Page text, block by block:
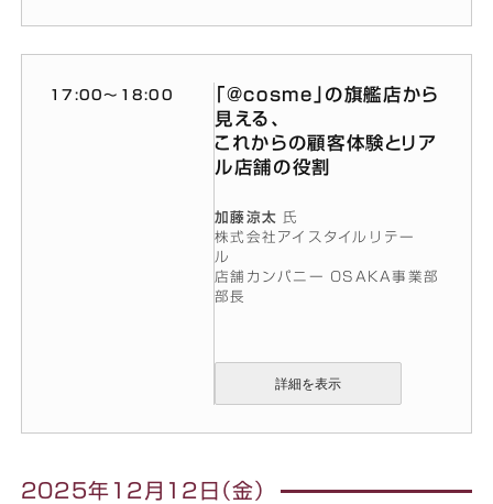
17:00〜18:00
「@cosme」の旗艦店から
見える、
これからの顧客体験とリア
ル店舗の役割
加藤涼太 氏
株式会社アイスタイルリテー
ル
店舗カンパニー OSAKA事業部
部長
詳細を表示
2025年12月12日（金）